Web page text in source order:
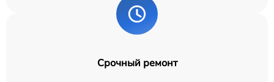
Срочный ремонт